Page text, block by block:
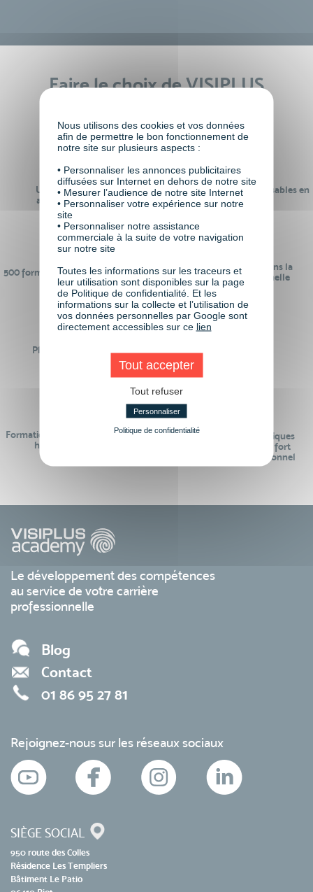
Faire le choix de VISIPLUS
Un réseau de 22 000
anciens participants
100% des formations réalisables en
digital learning
500 formations pour se préparer au
monde de demain
24 ans d'expérience dans la
formation professionnelle
Plus de 50 formations
Des intervenants
Formations réalisables pendant ou
hors temps de travail
Des contenus pédagogiques
« de pointe » et en lien fort
avec le monde professionnel
Le développement des compétences
au service de votre carrière
professionnelle
Blog
Contact
01 86 95 27 81
Rejoignez-nous sur les réseaux sociaux
SIÈGE SOCIAL
950 route des Colles
Résidence Les Templiers
Bâtiment Le Patio
Nous utilisons des cookies et vos données
afin de permettre le bon fonctionnement de
notre site sur plusieurs aspects :
• Personnaliser les annonces publicitaires
diffusées sur Internet en dehors de notre site
• Mesurer l’audience de notre site Internet
• Personnaliser votre expérience sur notre
site
• Personnaliser notre assistance
commerciale à la suite de votre navigation
sur notre site
Toutes les informations sur les traceurs et
leur utilisation sont disponibles sur la page
de Politique de confidentialité. Et les
informations sur la collecte et l’utilisation de
vos données personnelles par Google sont
directement accessibles sur ce lien
Tout accepter
Tout refuser
Personnaliser
Politique de confidentialité